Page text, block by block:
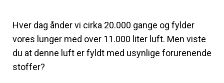
Hver dag ånder vi cirka 20.000 gange og fylder
vores lunger med over 11.000 liter luft. Men viste
du at denne luft er fyldt med usynlige forurenende
stoffer?